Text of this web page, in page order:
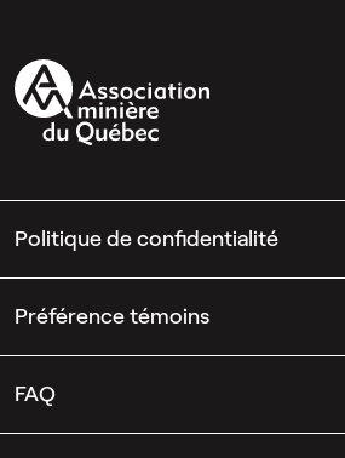
Politique de confidentialité
Préférence témoins
FAQ